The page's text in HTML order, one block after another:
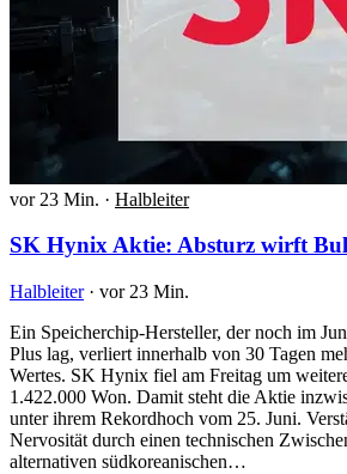
vor 23 Min. · Halbleiter
SK Hynix Aktie: Absturz wirft
Halbleiter · vor 23 Min.
Ein Speicherchip-Hersteller, der noch im
Plus lag, verliert innerhalb von 30 Tagen
Wertes. SK Hynix fiel am Freitag um
1.422.000 Won. Damit steht die Aktie
unter ihrem Rekordhoch vom 25. Juni.
Nervosität durch einen technischen
alternativen südkoreanischen…